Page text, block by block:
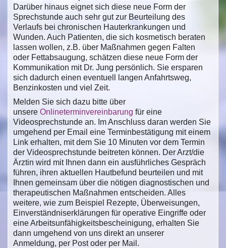
Darüber hinaus eignet sich diese neue Form der
Sprechstunde auch sehr gut zur Beurteilung des
Verlaufs bei chronischen Hauterkrankungen und
Wunden. Auch Patienten, die sich kosmetisch beraten
lassen wollen, z.B. über Maßnahmen gegen Falten
oder Fettabsaugung, schätzen diese neue Form der
Kommunikation mit Dr. Jung persönlich. Sie ersparen
sich dadurch einen eventuell langen Anfahrtsweg,
Benzinkosten und viel Zeit.
Melden Sie sich dazu bitte über
unsere Onlineterminvereinbarung für eine
Videosprechstunde an. Im Anschluss daran werden Sie
umgehend per Email eine Terminbestätigung mit einem
Link erhalten, mit dem Sie 10 Minuten vor dem Termin
der Videosprechstunde beitreten können. Der Arzt/die
Ärztin wird mit Ihnen dann ein ausführliches Gespräch
führen, ihren aktuellen Hautbefund beurteilen und mit
Ihnen gemeinsam über die nötigen diagnostischen und
therapeutischen Maßnahmen entscheiden. Alles
weitere, wie zum Beispiel Rezepte, Überweisungen,
Einverständniserklärungen für operative Eingriffe oder
eine Arbeitsunfähigkeitsbescheinigung, erhalten Sie
dann umgehend von uns direkt an unserer
Anmeldung, per Post oder per Mail.